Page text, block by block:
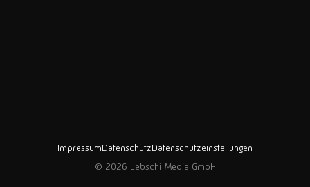
ImpressumDatenschutzDatenschutzeinstellungen
© 2026 Lebschi Media GmbH